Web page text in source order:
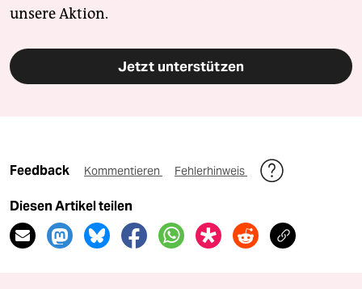
unsere Aktion.
Jetzt unterstützen
Feedback Kommentieren Fehlerhinweis
Diesen Artikel teilen